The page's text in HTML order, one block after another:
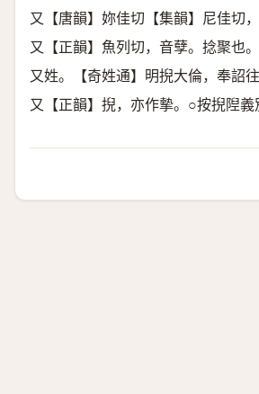
又【唐韻】妳佳切【集韻】尼佳切，
又【正韻】魚列切，音孽。捻聚也。
又姓。【奇姓通】明掜大倫，奉詔往
又【正韻】掜，亦作摰。○按掜隉義